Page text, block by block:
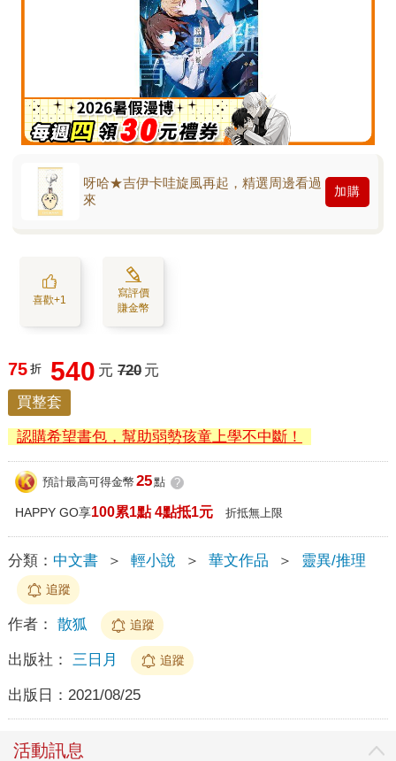
呀哈★吉伊卡哇旋風再起，精選周邊看過
來
加購
喜歡+1
寫評價
賺金幣
75 折 540 元 720 元
買整套
認購希望書包，幫助弱勢孩童上學不中斷！
預計最高可得金幣 25點 ?
HAPPY GO享100累1點 4點抵1元 折抵無上限
分類： 中文書 ＞ 輕小說 ＞ 華文作品 ＞ 靈異/推理
追蹤
作者： 散狐 追蹤
出版社： 三日月 追蹤
出版日： 2021/08/25
活動訊息